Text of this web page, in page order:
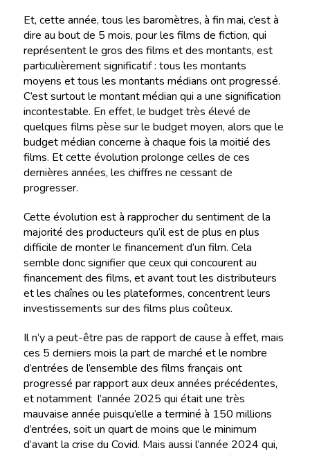
Et, cette année, tous les baromètres, à fin mai, c’est à
dire au bout de 5 mois, pour les films de fiction, qui
représentent le gros des films et des montants, est
particulièrement significatif : tous les montants
moyens et tous les montants médians ont progressé.
C’est surtout le montant médian qui a une signification
incontestable. En effet, le budget très élevé de
quelques films pèse sur le budget moyen, alors que le
budget médian concerne à chaque fois la moitié des
films. Et cette évolution prolonge celles de ces
dernières années, les chiffres ne cessant de
progresser.
Cette évolution est à rapprocher du sentiment de la
majorité des producteurs qu’il est de plus en plus
difficile de monter le financement d’un film. Cela
semble donc signifier que ceux qui concourent au
financement des films, et avant tout les distributeurs
et les chaînes ou les plateformes, concentrent leurs
investissements sur des films plus coûteux.
Il n’y a peut-être pas de rapport de cause à effet, mais
ces 5 derniers mois la part de marché et le nombre
d’entrées de l’ensemble des films français ont
progressé par rapport aux deux années précédentes,
et notamment l’année 2025 qui était une très
mauvaise année puisqu’elle a terminé à 150 millions
d’entrées, soit un quart de moins que le minimum
d’avant la crise du Covid. Mais aussi l’année 2024 qui,